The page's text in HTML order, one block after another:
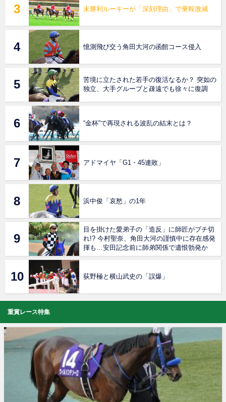
未勝利ルーキーが「深刻理由」で乗鞍激減
憶測飛び交う角田大河の函館コース侵入
苦境に立たされた若手の復活なるか？ 突如の
独立、大手グループと疎遠でも徐々に復調
“金杯”で再現される波乱の結末とは？
アドマイヤ「G1・45連敗」
浜中俊「哀愁」の1年
目を掛けた愛弟子の「造反」に師匠がブチ切
れ!? 今村聖奈、角田大河の謹慎中に存在感発
揮も…安田記念前に師弟関係で遺恨勃発か
荻野極と横山武史の「誤爆」
重賞レース特集